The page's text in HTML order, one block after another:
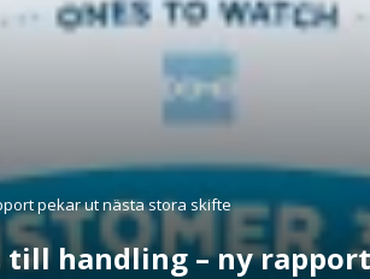
pekar ut nästa stora skifte
handling – ny